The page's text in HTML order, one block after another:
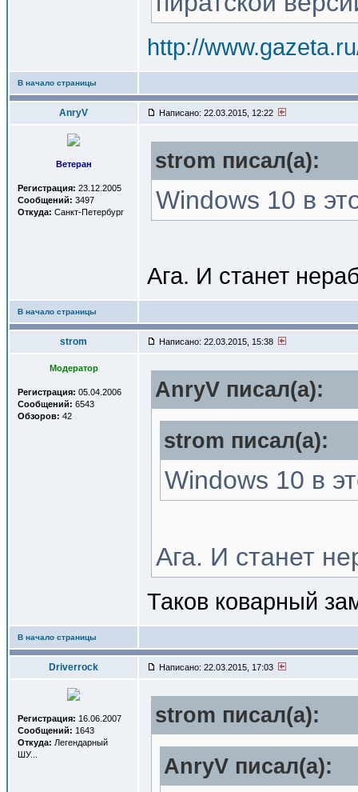
http://
В начало страницы
AnryV Написано: 22.03.2015, 12:22
Ветеран
Регистрация: 23.12.2005
Сообщений: 3497
Откуда: Санкт-Петербург
strom писал(a):
Windows 10 в
Ага. И станет
В начало страницы
strom Написано: 22.03.2015, 15:38
Модератор
Регистрация: 05.04.2006
Сообщений: 6543
Обзоров: 42
AnryV писал(a):
strom писал(a):
Windows 10 в
Ага. И станет
Таков коварный
В начало страницы
Driverrock Написано: 22.03.2015, 17:03
Регистрация: 16.06.2007
Сообщений: 1643
Откуда: Легендарный
ШУ...
strom писал(a):
AnryV писал(a):